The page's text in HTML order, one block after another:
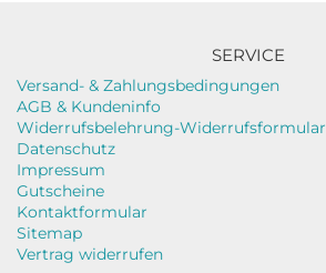
SERVICE
Versand- & Zahlungsbedingungen
AGB & Kundeninfo
Widerrufsbelehrung-Widerrufsformular
Datenschutz
Impressum
Gutscheine
Kontaktformular
Sitemap
Vertrag widerrufen